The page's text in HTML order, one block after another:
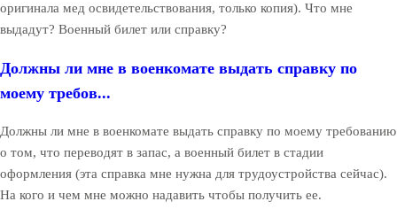
оригинала мед освидетельствования, только копия). Что мне
выдадут? Военный билет или справку?
Должны ли мне в военкомате выдать справку по
моему требов...
Должны ли мне в военкомате выдать справку по моему требованию
о том, что переводят в запас, а военный билет в стадии
оформления (эта справка мне нужна для трудоустройства сейчас).
На кого и чем мне можно надавить чтобы получить ее.